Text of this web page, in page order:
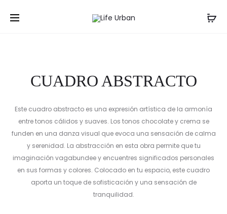
CUADRO
CUADRO
DE
ROSA
Inicio CUADRO ABSTRACTO
CUADRO ABSTRACTO
Este cuadro abstracto es una expresión artística de la armonía
entre tonos cálidos y suaves. Los tonos chocolate y crema se
funden en una danza visual que evoca una sensación de calma
y serenidad. La abstracción en esta obra permite que tu
imaginación vagabundee y encuentres significados personales
en sus formas y colores. Colocado en tu espacio, este cuadro
aporta un toque de sofisticación y una sensación de
tranquilidad.